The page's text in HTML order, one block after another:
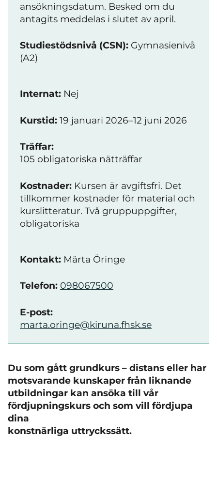
ansökningsdatum. Besked om du
antagits meddelas i slutet av april.
Studiestödsnivå (CSN): Gymnasienivå
(A2)
Internat: Nej
Kurstid: 19 januari 2026–12 juni 2026
Träffar:
105 obligatoriska nätträffar
Kostnader: Kursen är avgiftsfri. Det
tillkommer kostnader för material och
kurslitteratur. Två gruppuppgifter,
obligatoriska
Kontakt: Märta Öringe
Telefon: 098067500
E-post:
marta.oringe@kiruna.fhsk.se
Du som gått grundkurs – distans eller har
motsvarande kunskaper från liknande
utbildningar kan ansöka till vår
fördjupningskurs och som vill fördjupa
dina
konstnärliga uttryckssätt.